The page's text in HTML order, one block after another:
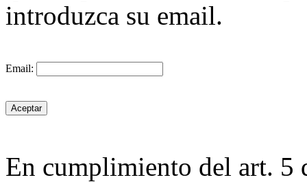
introduzca su email.
Email:
En cumplimiento del art. 5